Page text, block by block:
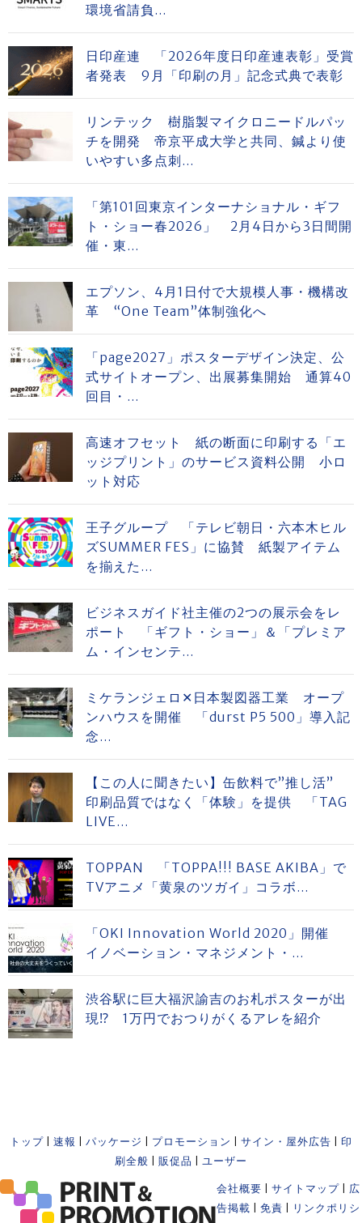
環境省請負...
日印産連 「2026年度日印産連表彰」受賞
者発表 9月「印刷の月」記念式典で表彰
リンテック 樹脂製マイクロニードルパッ
チを開発 帝京平成大学と共同、鍼より使
いやすい多点刺...
「第101回東京インターナショナル・ギフ
ト・ショー春2026」 2月4日から3日間開
催・東...
エプソン、4月1日付で大規模人事・機構改
革 “One Team”体制強化へ
「page2027」ポスターデザイン決定、公
式サイトオープン、出展募集開始 通算40
回目・...
高速オフセット 紙の断面に印刷する「エ
ッジプリント」のサービス資料公開 小ロ
ット対応
王子グループ 「テレビ朝日・六本木ヒル
ズSUMMER FES」に協賛 紙製アイテム
を揃えた...
ビジネスガイド社主催の2つの展示会をレ
ポート 「ギフト・ショー」＆「プレミア
ム・インセンテ...
ミケランジェロ✕日本製図器工業 オープ
ンハウスを開催 「durst P5 500」導入記
念...
【この人に聞きたい】缶飲料で”推し活”
印刷品質ではなく「体験」を提供 「TAG
LIVE...
TOPPAN 「TOPPA!!! BASE AKIBA」で
TVアニメ「黄泉のツガイ」コラボ...
「OKI Innovation World 2020」開催
イノベーション・マネジメント・...
渋谷駅に巨大福沢諭吉のお札ポスターが出
現⁉ 1万円でおつりがくるアレを紹介
トップ 速報 パッケージ プロモーション サイン・屋外広告
印
刷全般
販促品 ユーザー
会社概要 サイトマップ
広
告掲載
免責
リンクポリシ